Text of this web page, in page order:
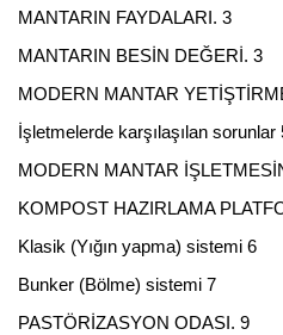
MANTARIN FAYDALARI. 3
MANTARIN BESİN DEĞERİ. 3
MODERN MANTAR
İşletmelerde karşılaşılan sorunlar
MODERN MANTAR
KOMPOST HAZIRLAMA
Klasik (Yığın yapma) sistemi 6
Bunker (Bölme) sistemi 7
PASTÖRİZASYON ODASI. 9